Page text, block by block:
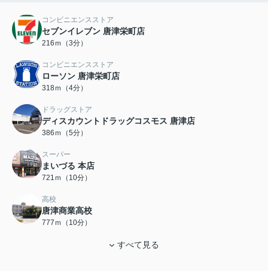
コンビニエンスストア
セブンイレブン 唐津栄町店
216ｍ（3分）
コンビニエンスストア
ローソン 唐津栄町店
318ｍ（4分）
ドラッグストア
ディスカウントドラッグコスモス 唐津店
386ｍ（5分）
スーパー
まいづる 本店
721ｍ（10分）
高校
唐津商業高校
777ｍ（10分）
すべて見る